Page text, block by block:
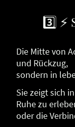
3️⃣
Die Mitte von
und Rückzug,
sondern in
Sie zeigt sich
Ruhe zu
oder die